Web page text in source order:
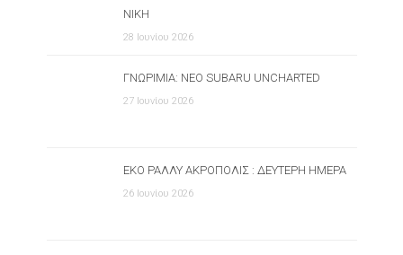
ΝΊΚΗ
28 Ιουνίου 2026
ΓΝΩΡΙΜΊΑ: ΝΈΟ SUBARU UNCHARTED
27 Ιουνίου 2026
ΕΚΟ ΡΆΛΛΥ ΑΚΡΌΠΟΛΙΣ : ΔΕΎΤΕΡΗ ΗΜΈΡΑ
26 Ιουνίου 2026